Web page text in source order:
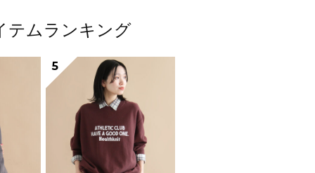
テムランキング
5